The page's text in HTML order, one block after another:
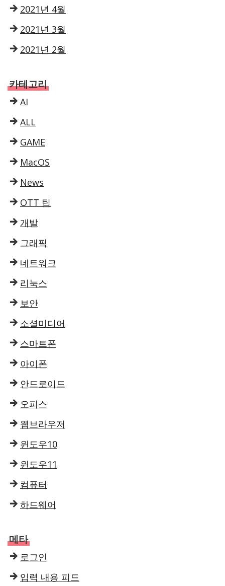
2021년 4월
2021년 3월
2021년 2월
카테고리
AI
ALL
GAME
MacOS
News
OTT 팁
개발
그래픽
네트워크
리눅스
보안
소셜미디어
스마트폰
아이폰
안드로이드
오피스
웹브라우저
윈도우10
윈도우11
컴퓨터
하드웨어
메타
로그인
입력 내용 피드